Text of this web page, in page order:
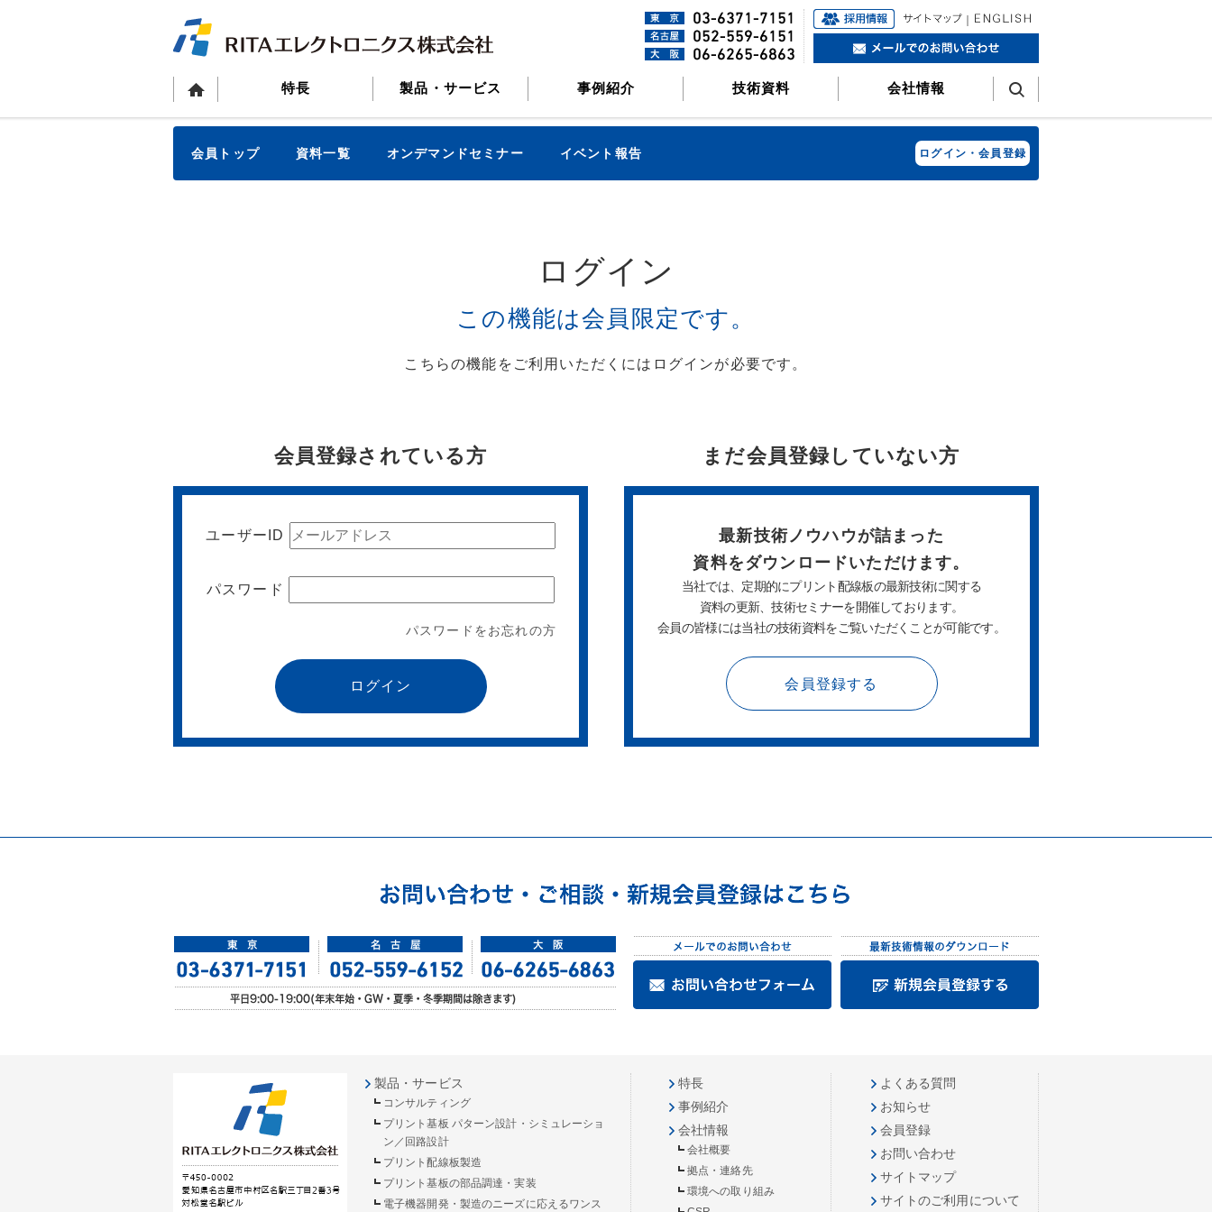
特長 製品・サービス 事例紹介 技術資料 会社情報
会員トップ 資料一覧 オンデマンドセミナー イベント報告 ログイン・会員登録
ログイン
この機能は会員限定です。
こちらの機能をご利用いただくにはログインが必要です。
会員登録されている方
ユーザーID
パスワード
パスワードをお忘れの方
ログイン
まだ会員登録していない方
最新技術ノウハウが詰まった
資料をダウンロードいただけます。
当社では、定期的にプリント配線板の最新技術に関する
資料の更新、技術セミナーを開催しております。
会員の皆様には当社の技術資料をご覧いただくことが可能です。
会員登録する
製品・サービス
コンサルティング
プリント基板 パターン設計・シミュレーショ
ン／回路設計
プリント配線板製造
プリント基板の部品調達・実装
電子機器開発・製造のニーズに応えるワンス
特長
事例紹介
会社情報
会社概要
拠点・連絡先
環境への取り組み
よくある質問
お知らせ
会員登録
お問い合わせ
サイトマップ
サイトのご利用について